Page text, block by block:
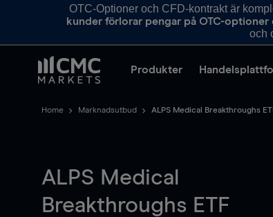
OTC-Optioner och CFD-kontrakt är
kunder förlorar pengar på OTC-
och
Produkter
Home Marknadsutbud ALPS Medical Breakthroughs
ALPS Medical
Breakthroughs ETF